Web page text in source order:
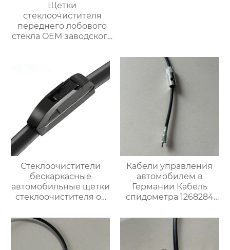
Щетки
стеклоочистителя
переднего лобового
стекла OEM заводского
стеклоочиститель
лобового стекла
Стеклоочистители
бескаркасные
автомобильные щетки
стеклоочистителя от
сменный адаптер
Кабели управления
автомобилем в
Германии Кабель
спидометра 1268284